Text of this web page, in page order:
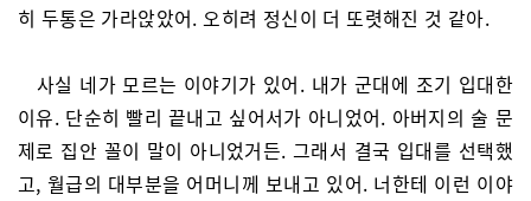
히 두통은 가라앉았어. 오히려 정신이 더 또렷해진 것 같아.
사실 네가 모르는 이야기가 있어. 내가 군대에 조기 입대한
이유. 단순히 빨리 끝내고 싶어서가 아니었어. 아버지의 술 문
제로 집안 꼴이 말이 아니었거든. 그래서 결국 입대를 선택했
고, 월급의 대부분을 어머니께 보내고 있어. 너한테 이런 이야